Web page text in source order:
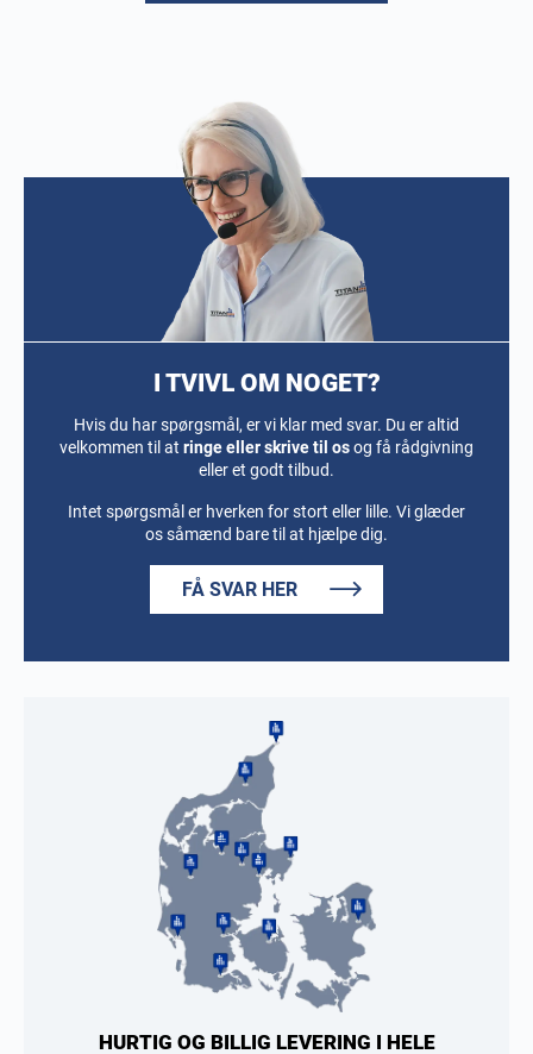
I TVIVL OM NOGET?
Hvis du har spørgsmål, er vi klar med svar. Du er altid
velkommen til at ringe eller skrive til osog få rådgivning
eller et godt tilbud.
Intet spørgsmål er hverken for stort eller lille. Vi glæder
os såmænd bare til at hjælpe dig.
FÅ SVAR HER
HURTIG OG BILLIG LEVERING I HELE